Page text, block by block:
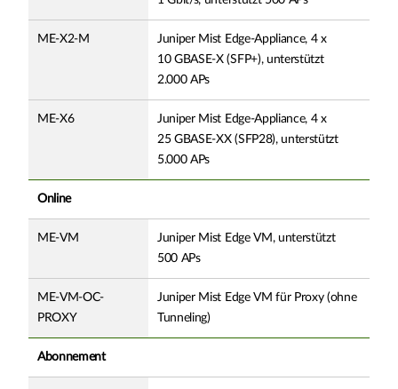
ME-X2-M
Juniper Mist Edge-Appliance, 4 x
10 GBASE-X (SFP+), unterstützt
2.000 APs
ME-X6
Juniper Mist Edge-Appliance, 4 x
25 GBASE-XX (SFP28), unterstützt
5.000 APs
Online
ME-VM
Juniper Mist Edge VM, unterstützt
500 APs
ME-VM-OC-
PROXY
Juniper Mist Edge VM für Proxy (ohne
Tunneling)
Abonnement